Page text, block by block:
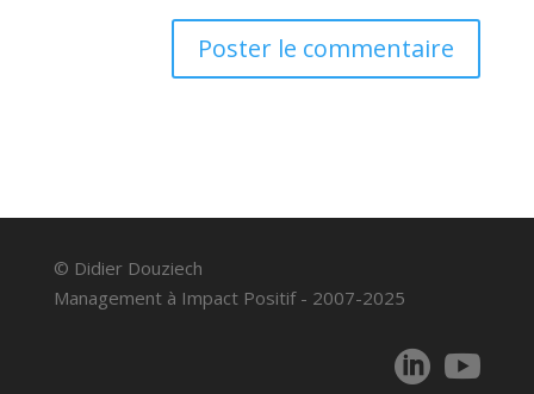
© Didier Douziech
Management à Impact Positif - 2007-2025
 